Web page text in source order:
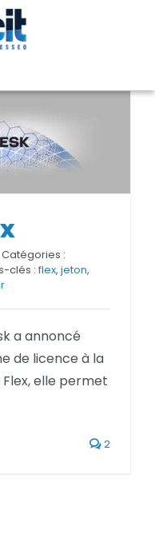
Catégories :
clés :flex, jeton,
a annoncé
de licence à la
elle permet
2